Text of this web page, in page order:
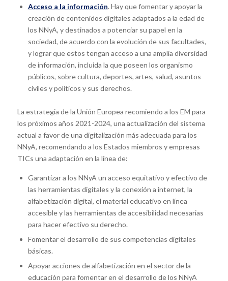
Acceso a la información. Hay que fomentar y apoyar la
creación de contenidos digitales adaptados a la edad de
los NNyA, y destinados a potenciar su papel en la
sociedad, de acuerdo con la evolución de sus facultades,
y lograr que estos tengan acceso a una amplia diversidad
de información, incluida la que poseen los organismo
públicos, sobre cultura, deportes, artes, salud, asuntos
civiles y políticos y sus derechos.
La estrategia de la Unión Europea recomiendo a los EM para
los próximos años 2021-2024, una actualización del sistema
actual a favor de una digitalización más adecuada para los
NNyA, recomendando a los Estados miembros y empresas
TICs una adaptación en la línea de:
Garantizar a los NNyA un acceso equitativo y efectivo de
las herramientas digitales y la conexión a internet, la
alfabetización digital, el material educativo en línea
accesible y las herramientas de accesibilidad necesarias
para hacer efectivo su derecho.
Fomentar el desarrollo de sus competencias digitales
básicas.
Apoyar acciones de alfabetización en el sector de la
educación para fomentar en el desarrollo de los NNyA